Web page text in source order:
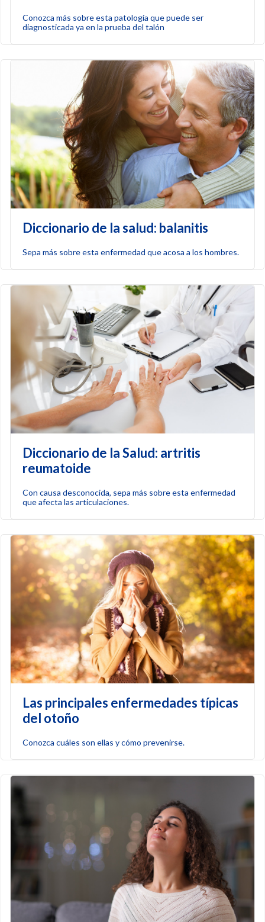
Conozca más sobre esta patología que puede ser
diagnosticada ya en la prueba del talón
Diccionario de la salud: balanitis
Sepa más sobre esta enfermedad que acosa a los hombres.
Diccionario de la Salud: artritis
reumatoide
Con causa desconocida, sepa más sobre esta enfermedad
que afecta las articulaciones.
Las principales enfermedades típicas
del otoño
Conozca cuáles son ellas y cómo prevenirse.